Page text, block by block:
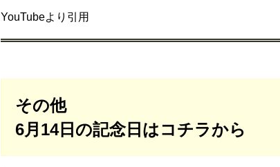
YouTubeより引用
その他
6月14日の記念日はコチラから